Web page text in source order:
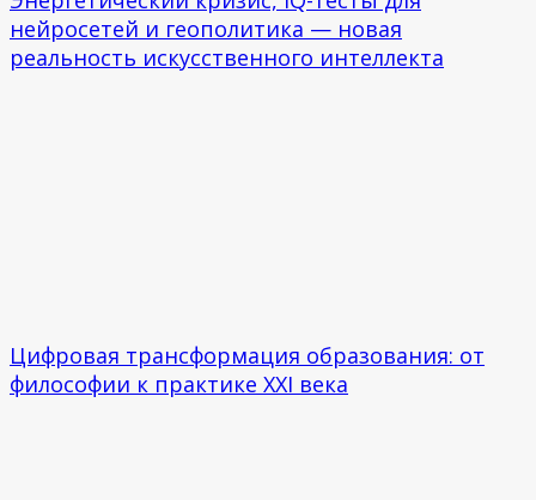
нейросетей и геополитика — новая
реальность искусственного интеллекта
Цифровая трансформация образования: от
философии к практике XXI века